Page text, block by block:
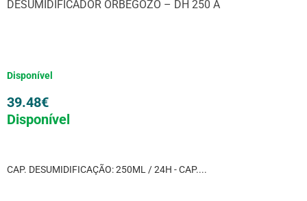
DESUMIDIFICADOR ORBEGOZO – DH 250 A
Disponível
39.48€
Disponível
CAP. DESUMIDIFICAÇÃO: 250ML / 24H - CAP....